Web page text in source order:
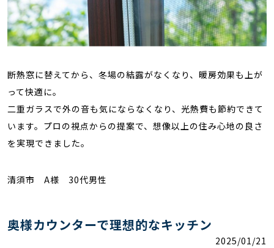
断熱窓に替えてから、冬場の結露がなくなり、暖房効果も上が
って快適に。
二重ガラスで外の音も気にならなくなり、光熱費も節約できて
います。プロの視点からの提案で、想像以上の住み心地の良さ
を実現できました。
清須市 A様 30代男性
奥様カウンターで理想的なキッチン
2025/01/21